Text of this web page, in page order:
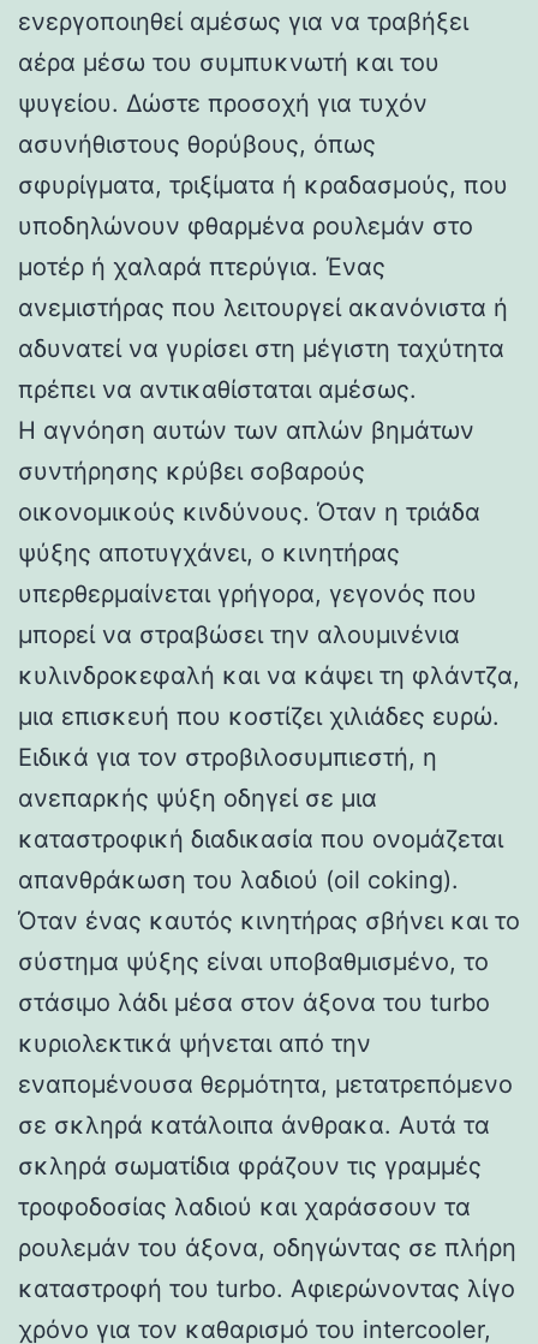
ενεργοποιηθεί αμέσως για να τραβήξει
αέρα μέσω του συμπυκνωτή και του
ψυγείου. Δώστε προσοχή για τυχόν
ασυνήθιστους θορύβους, όπως
σφυρίγματα, τριξίματα ή κραδασμούς, που
υποδηλώνουν φθαρμένα ρουλεμάν στο
μοτέρ ή χαλαρά πτερύγια. Ένας
ανεμιστήρας που λειτουργεί ακανόνιστα ή
αδυνατεί να γυρίσει στη μέγιστη ταχύτητα
πρέπει να αντικαθίσταται αμέσως.
Η αγνόηση αυτών των απλών βημάτων
συντήρησης κρύβει σοβαρούς
οικονομικούς κινδύνους. Όταν η τριάδα
ψύξης αποτυγχάνει, ο κινητήρας
υπερθερμαίνεται γρήγορα, γεγονός που
μπορεί να στραβώσει την αλουμινένια
κυλινδροκεφαλή και να κάψει τη φλάντζα,
μια επισκευή που κοστίζει χιλιάδες ευρώ.
Ειδικά για τον στροβιλοσυμπιεστή, η
ανεπαρκής ψύξη οδηγεί σε μια
καταστροφική διαδικασία που ονομάζεται
απανθράκωση του λαδιού (oil coking).
Όταν ένας καυτός κινητήρας σβήνει και το
σύστημα ψύξης είναι υποβαθμισμένο, το
στάσιμο λάδι μέσα στον άξονα του turbo
κυριολεκτικά ψήνεται από την
εναπομένουσα θερμότητα, μετατρεπόμενο
σε σκληρά κατάλοιπα άνθρακα. Αυτά τα
σκληρά σωματίδια φράζουν τις γραμμές
τροφοδοσίας λαδιού και χαράσσουν τα
ρουλεμάν του άξονα, οδηγώντας σε πλήρη
καταστροφή του turbo. Αφιερώνοντας λίγο
χρόνο για τον καθαρισμό του intercooler,